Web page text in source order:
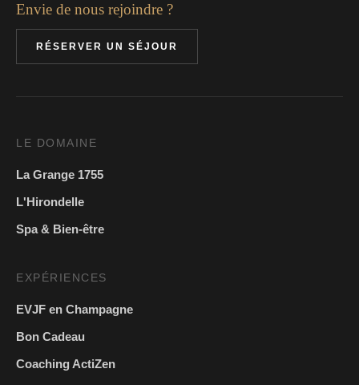
Envie de nous rejoindre ?
RÉSERVER UN SÉJOUR
LE DOMAINE
La Grange 1755
L'Hirondelle
Spa & Bien-être
EXPÉRIENCES
EVJF en Champagne
Bon Cadeau
Coaching ActiZen